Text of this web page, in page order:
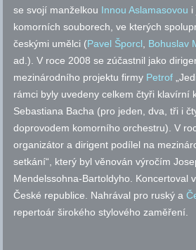
se svojí manželkou Innou Aslamasovou i
komorních souborech, ve kterých
českými umělci (Pavel Šporcl, Bohuslav
ad.). V roce 2008 se zúčastnil jako
mezinárodního projektu firmy Petrof
rámci byly uvedeny celkem čtyři klavírní
Sebastiana Bacha (pro jeden, dva, tři i
doprovodem komorního orchestru). V
organizátor a dirigent podílel na
setkání“, který byl věnován výročím
Mendelssohna-Bartoldyho. Koncertoval
České republice. Nahrával pro ruský a
repertoár širokého stylového zaměření.